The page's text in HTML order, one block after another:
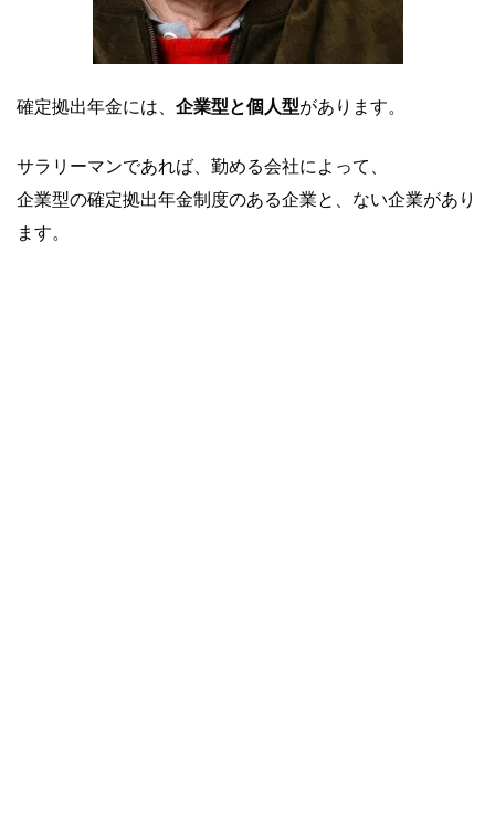
確定拠出年金には、 企業型と個人型があります。
サラリーマンであれば、勤める会社によって、
企業型の確定拠出年金制度のある企業と、ない企業があり
ます。